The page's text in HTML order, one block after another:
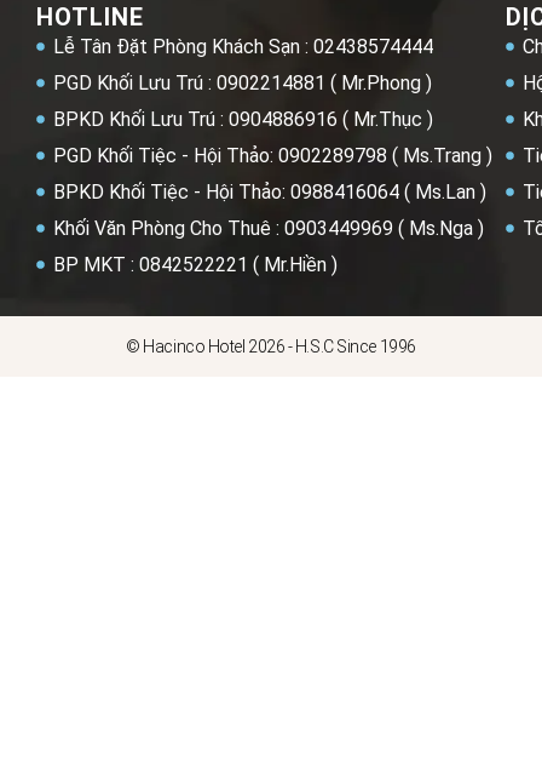
HOTLINE
Lễ Tân Đặt Phòng Khách Sạn : 02438574444
PGD Khối Lưu Trú : 0902214881 ( Mr.Phong )
BPKD Khối Lưu Trú : 0904886916 ( Mr.Thục )
PGD Khối Tiệc - Hội Thảo: 0902289798 ( Ms.Trang )
BPKD Khối Tiệc - Hội Thảo: 0988416064 ( Ms.Lan )
Khối Văn Phòng Cho Thuê : 0903449969 ( Ms.Nga )
BP MKT : 0842522221 ( Mr.Hiền )
© Hacinco Hotel 2026 - H.S.C Since 1996